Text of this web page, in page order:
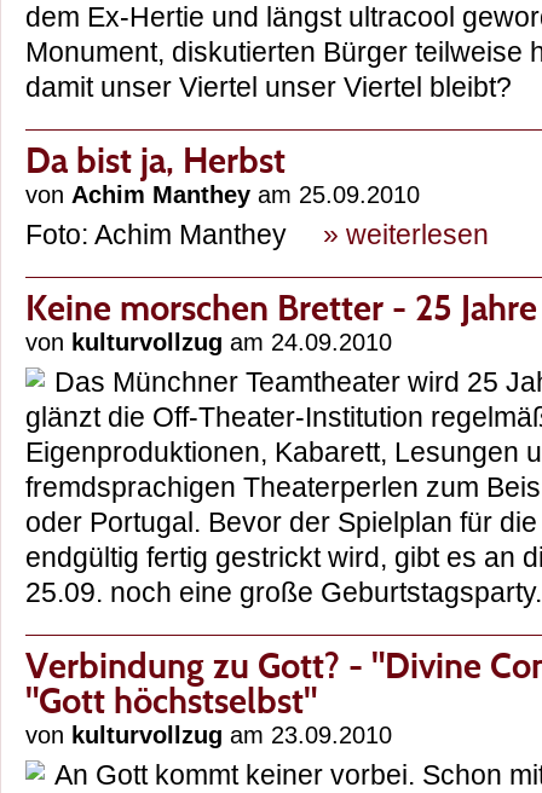
dem Ex-Hertie und längst ultracool
Monument, diskutierten Bürger teilweise
damit unser Viertel unser Viertel
Da bist ja, Herbst
von Achim Manthey am 25.09.2010
Foto: Achim Manthey » weiterlesen
Keine morschen Bretter - 25
von kulturvollzug am 24.09.2010
Das Münchner Teamtheater wird 25
glänzt die Off-Theater-Institution
Eigenproduktionen, Kabarett, Lesungen
fremdsprachigen Theaterperlen zum
oder Portugal. Bevor der Spielplan für
endgültig fertig gestrickt wird, gibt es an
25.09. noch eine große
Verbindung zu Gott? - "Divine
"Gott höchstselbst"
von kulturvollzug am 23.09.2010
An Gott kommt keiner vorbei. Schon